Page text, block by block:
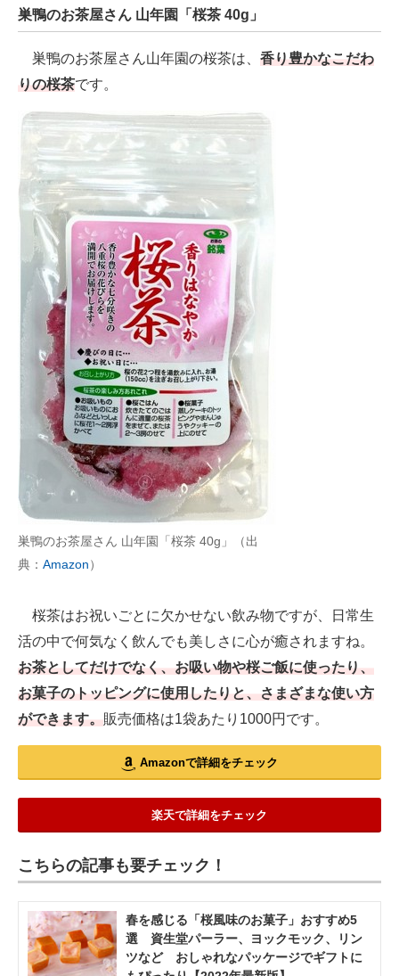
巣鴨のお茶屋さん 山年園「桜茶 40g」
巣鴨のお茶屋さん山年園の桜茶は、 香り豊かなこだわ
りの桜茶です。
巣鴨のお茶屋さん 山年園「桜茶 40g」（出
典： Amazon）
桜茶はお祝いごとに欠かせない飲み物ですが、日常生
活の中で何気なく飲んでも美しさに心が癒されますね。
お茶としてだけでなく、お吸い物や桜ご飯に使ったり、
お菓子のトッピングに使用したりと、さまざまな使い方
ができます。販売価格は1袋あたり1000円です。
Amazonで詳細をチェック
楽天で詳細をチェック
こちらの記事も要チェック！
春を感じる「桜風味のお菓子」おすすめ5
選 資生堂パーラー、ヨックモック、リン
ツなど おしゃれなパッケージでギフトに